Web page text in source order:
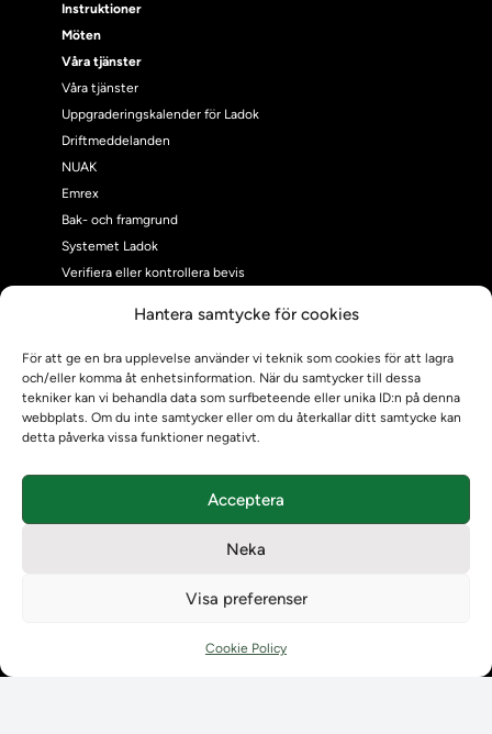
Hantera samtycke för cookies
För att ge en bra upplevelse använder vi teknik som cookies för att lagra
och/eller komma åt enhetsinformation. När du samtycker till dessa
tekniker kan vi behandla data som surfbeteende eller unika ID:n på denna
webbplats. Om du inte samtycker eller om du återkallar ditt samtycke kan
detta påverka vissa funktioner negativt.
Acceptera
Neka
Visa preferenser
Cookie Policy
Instruktioner
Möten
Våra tjänster
Våra tjänster
Uppgraderingskalender för Ladok
Driftmeddelanden
NUAK
Emrex
Bak- och framgrund
Systemet Ladok
Verifiera eller kontrollera bevis
Om oss
Om Ladokkonsortiet
Ladokkonsortiet internationellt
Vision, strategi och produktplan
Kontaktuppgifter för studenters Ladoksupport